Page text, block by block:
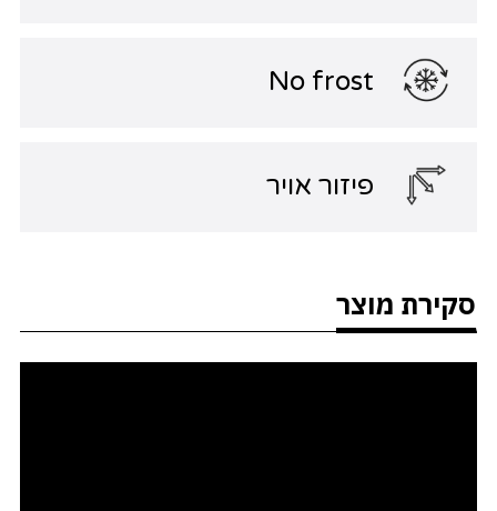
No frost
פיזור אויר
סקירת מוצר